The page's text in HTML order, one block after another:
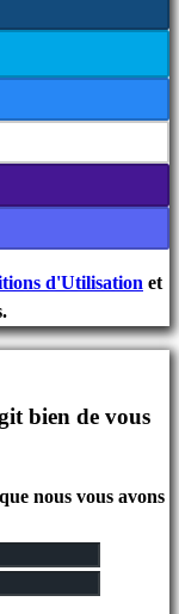
d'Utilisation et
bien de vous
nous vous avons